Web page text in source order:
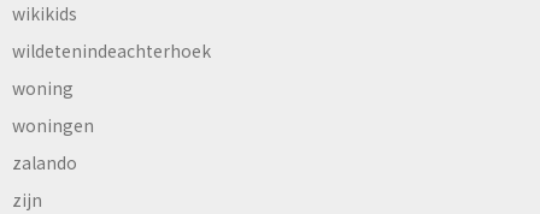
wikikids
wildetenindeachterhoek
woning
woningen
zalando
zijn